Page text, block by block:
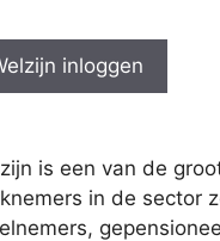
inloggen
is een van de
in de sector